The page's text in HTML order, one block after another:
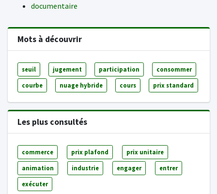
documentaire
Mots à découvrir
seuil jugement participation consommer
courbe nuage hybride cours prix standard
Les plus consultés
commerce prix plafond prix unitaire
animation industrie engager entrer
exécuter